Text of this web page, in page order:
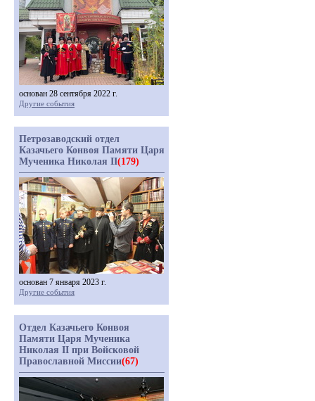
основан 28 сентября 2022 г.
Другие события
Петрозаводский отдел
Казачьего Конвоя Памяти Царя
Мученика Николая II(179)
основан 7 января 2023 г.
Другие события
Отдел Казачьего Конвоя
Памяти Царя Мученика
Николая II при Войсковой
Православной Миссии(67)